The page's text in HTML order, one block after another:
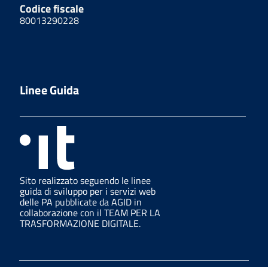
Codice fiscale
80013290228
Linee Guida
Sito realizzato seguendo le linee
guida di sviluppo per i servizi web
delle PA pubblicate da AGID in
collaborazione con il TEAM PER LA
TRASFORMAZIONE DIGITALE.